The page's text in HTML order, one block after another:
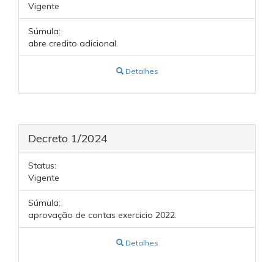
Vigente
Súmula:
abre credito adicional.
Detalhes
Decreto 1/2024
Status:
Vigente
Súmula:
aprovação de contas exercicio 2022.
Detalhes